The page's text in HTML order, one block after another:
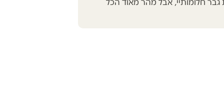
חלומותיי, אבל מהר מאוד הכל